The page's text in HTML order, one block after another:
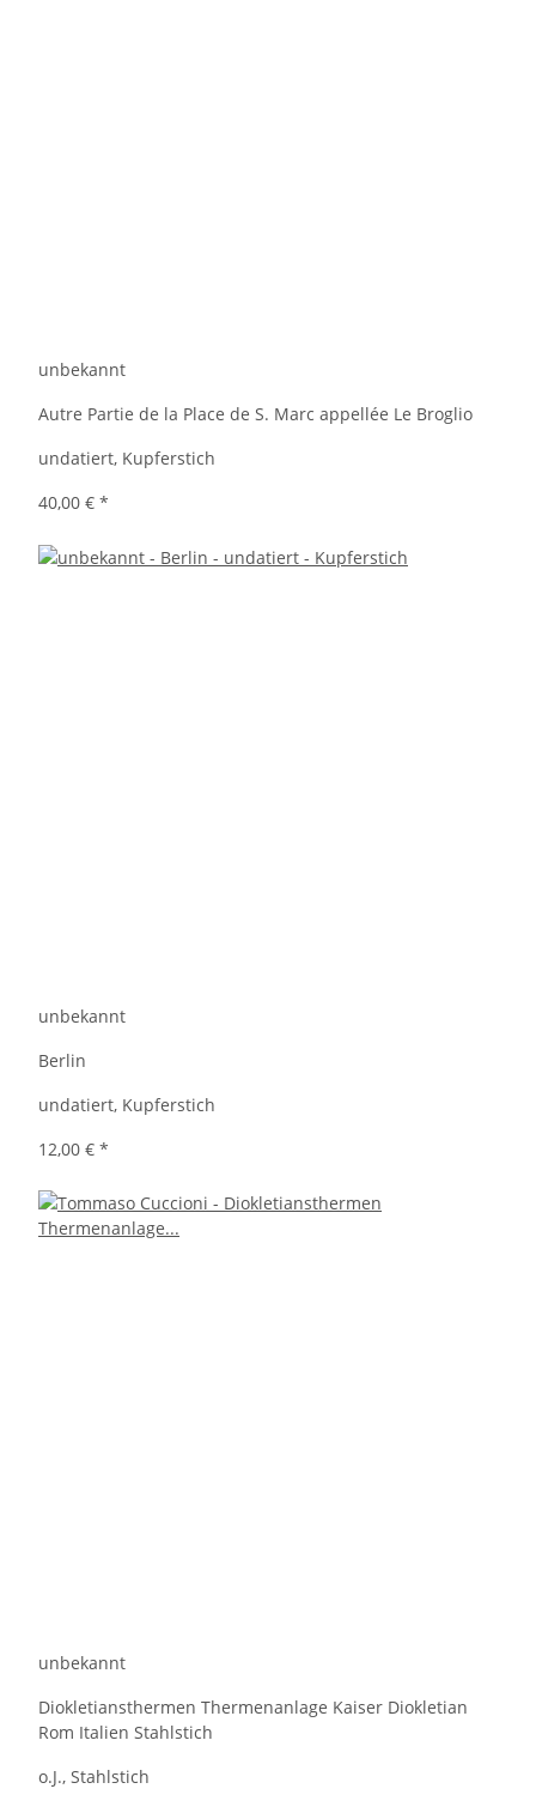
unbekannt
Autre Partie de la Place de S. Marc appellée Le Broglio
undatiert, Kupferstich
40,00 € *
unbekannt
Berlin
undatiert, Kupferstich
12,00 € *
unbekannt
Diokletiansthermen Thermenanlage Kaiser Diokletian
Rom Italien Stahlstich
o.J., Stahlstich